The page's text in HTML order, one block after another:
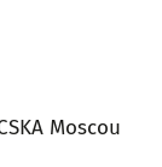
Moscou